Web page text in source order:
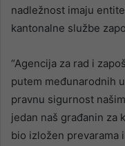
nadležnost imaju
kantonalne službe
“Agencija za rad i
putem međunarodnih
pravnu sigurnost
jedan naš građanin za
bio izložen prevarama